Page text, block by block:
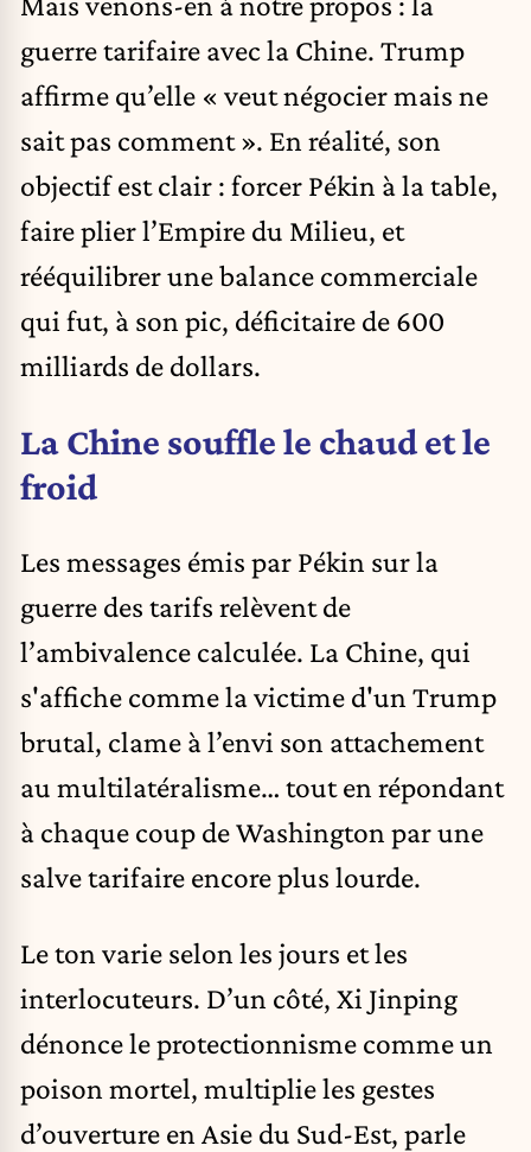
guerre tarifaire avec la Chine. Trump
affirme qu’elle « veut négocier mais ne
sait pas comment ». En réalité, son
objectif est clair : forcer Pékin à la table,
faire plier l’Empire du Milieu, et
rééquilibrer une balance commerciale
qui fut, à son pic, déficitaire de 600
milliards de dollars.
La Chine souffle le chaud et le
froid
Les messages émis par Pékin sur la
guerre des tarifs relèvent de
l’ambivalence calculée. La Chine, qui
s'affiche comme la victime d'un Trump
brutal, clame à l’envi son attachement
au multilatéralisme… tout en répondant
à chaque coup de Washington par une
salve tarifaire encore plus lourde.
Le ton varie selon les jours et les
interlocuteurs. D’un côté, Xi Jinping
dénonce le protectionnisme comme un
poison mortel, multiplie les gestes
d’ouverture en Asie du Sud-Est, parle